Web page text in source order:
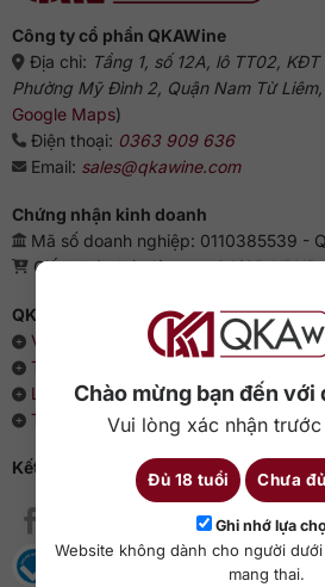
Chào mừng bạn đến
Vui lòng xác nhận
Đủ 18 tuổi Chưa
Ghi nhớ lựa
Website không dành cho người
mang thai.
Công ty cổ phần QKAWine
Địa chỉ: Tầng 1, số 12A, lô TT02,
Phường Mỹ Đình 2, Quận Nam Từ
Google Maps)
Điện thoại: 0363 909 636
Email: sales@qkawine.com
Chứng nhận kinh doanh
Mã số doanh nghiệp: 0110385539 -
Giấy phép bán lẻ rượu: 04/GP-UBND
QKAWine - Chuyên rượu ngoại hàng
Về chúng tôi
Thông cáo báo chí
Liên hệ với QKAWine
Tin tức và sự kiện
Kết nối với QKAWine